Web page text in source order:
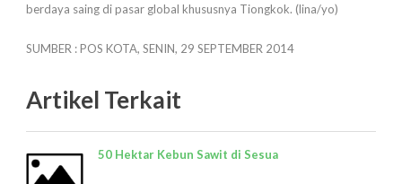
berdaya saing di pasar global khususnya Tiongkok. (lina/yo)
SUMBER : POS KOTA, SENIN, 29 SEPTEMBER 2014
Artikel Terkait
50 Hektar Kebun Sawit di Sesua